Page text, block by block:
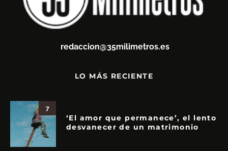
redaccion@35milimetros.es
LO MÁS RECIENTE
7
‘El amor que permanece’, el lento
desvanecer de un matrimonio